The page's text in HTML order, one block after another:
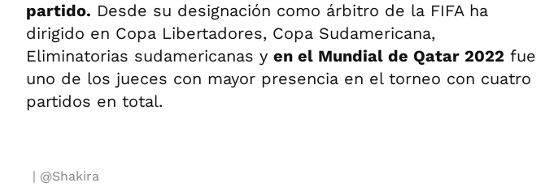
partido. Desde su designación como árbitro de la FIFA ha
dirigido en Copa Libertadores, Copa Sudamericana,
Eliminatorias sudamericanas y en el Mundial de Qatar 2022 fue
uno de los jueces con mayor presencia en el torneo con cuatro
partidos en total.
@Shakira